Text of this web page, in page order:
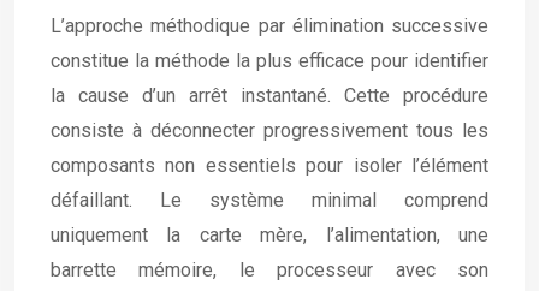
L’approche méthodique par élimination successive
constitue la méthode la plus efficace pour identifier
la cause d’un arrêt instantané. Cette procédure
consiste à déconnecter progressivement tous les
composants non essentiels pour isoler l’élément
défaillant. Le système minimal comprend
uniquement la carte mère, l’alimentation, une
barrette mémoire, le processeur avec son